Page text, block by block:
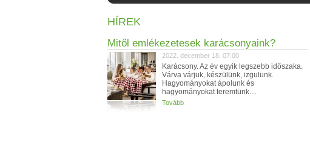
HÍREK
Mitől emlékezetesek karácsonyaink?
2022. december 18. 07:00
Karácsony. Az év egyik legszebb időszaka.
Várva várjuk, készülünk, izgulunk.
Hagyományokat ápolunk és
hagyományokat teremtünk....
Tovább